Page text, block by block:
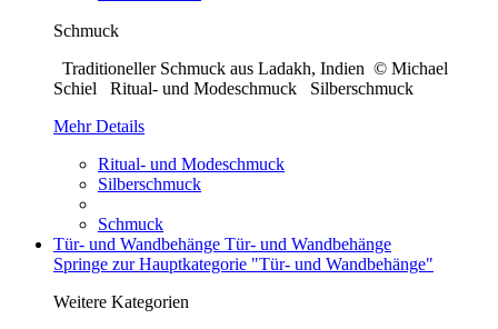
Schmuck
Traditioneller Schmuck aus Ladakh, Indien © Michael
Schiel Ritual- und Modeschmuck Silberschmuck
Mehr Details
Ritual- und Modeschmuck
Silberschmuck
Schmuck
Tür- und Wandbehänge Tür- und Wandbehänge
Springe zur Hauptkategorie "Tür- und Wandbehänge"
Weitere Kategorien